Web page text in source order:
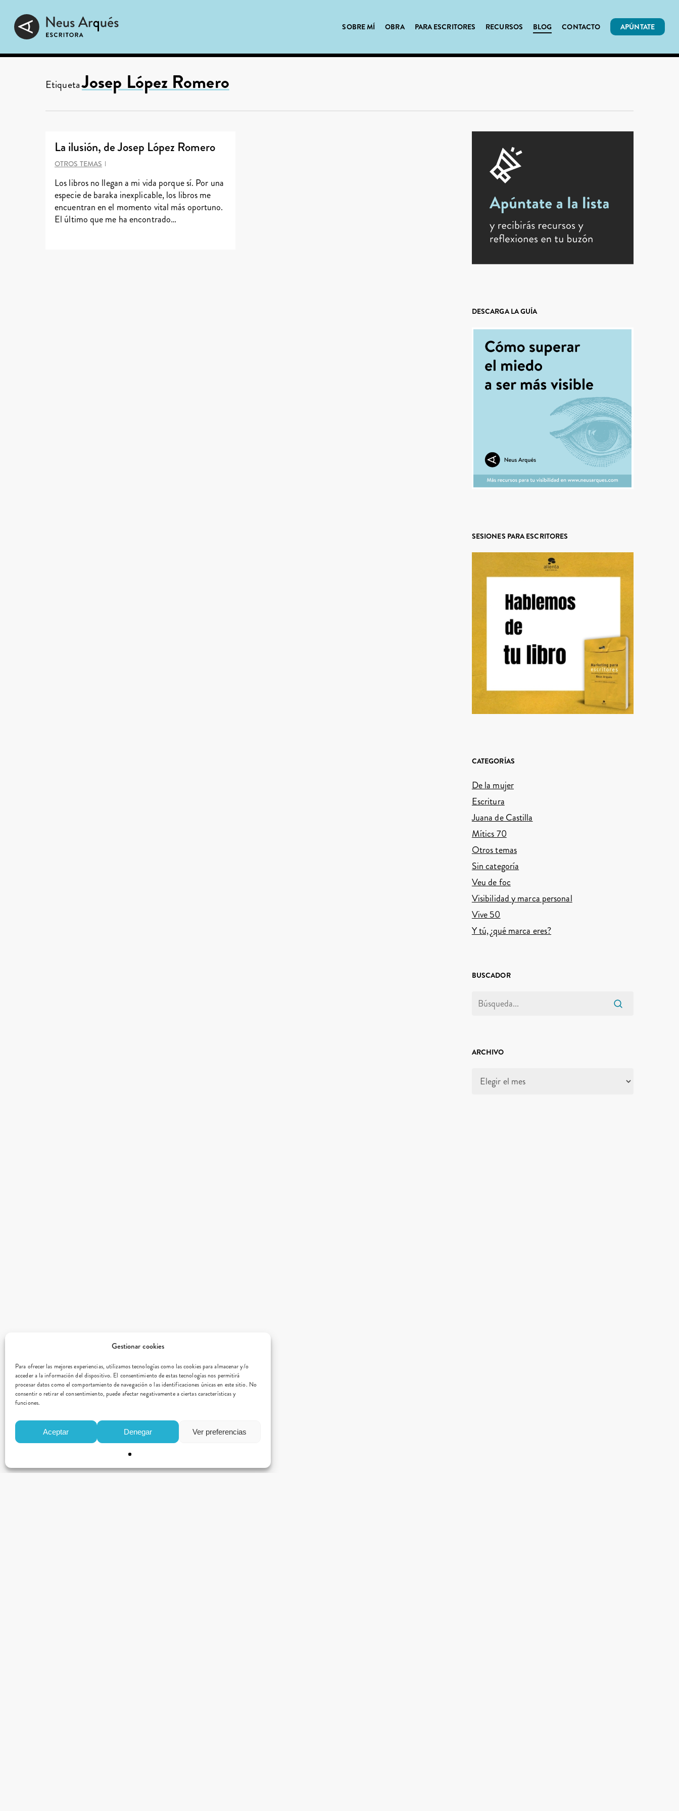
Gestionar cookies
Para ofrecer las mejores experiencias, utilizamos tecnologías como las cookies para almacenar y/o
acceder a la información del dispositivo. El consentimiento de estas tecnologías nos permitirá
procesar datos como el comportamiento de navegación o las identificaciones únicas en este sitio. No
consentir o retirar el consentimiento, puede afectar negativamente a ciertas características y
funciones.
Aceptar Denegar Ver preferencias
main
content
SOBRE MÍ OBRA PARA ESCRITORES RECURSOS BLOG CONTACTO APÚNTATE
EtiquetaJosep López Romero
La ilusión, de Josep López Romero
OTROS TEMAS
Los libros no llegan a mi vida porque sí. Por una
especie de baraka inexplicable, los libros me
encuentran en el momento vital más oportuno.
El último que me ha encontrado…
DESCARGA LA GUÍA
SESIONES PARA ESCRITORES
CATEGORÍAS
De la mujer
Escritura
Juana de Castilla
Mítics 70
Otros temas
Sin categoría
Veu de foc
Visibilidad y marca personal
Vive 50
Y tú, ¿qué marca eres?
BUSCADOR
ARCHIVO